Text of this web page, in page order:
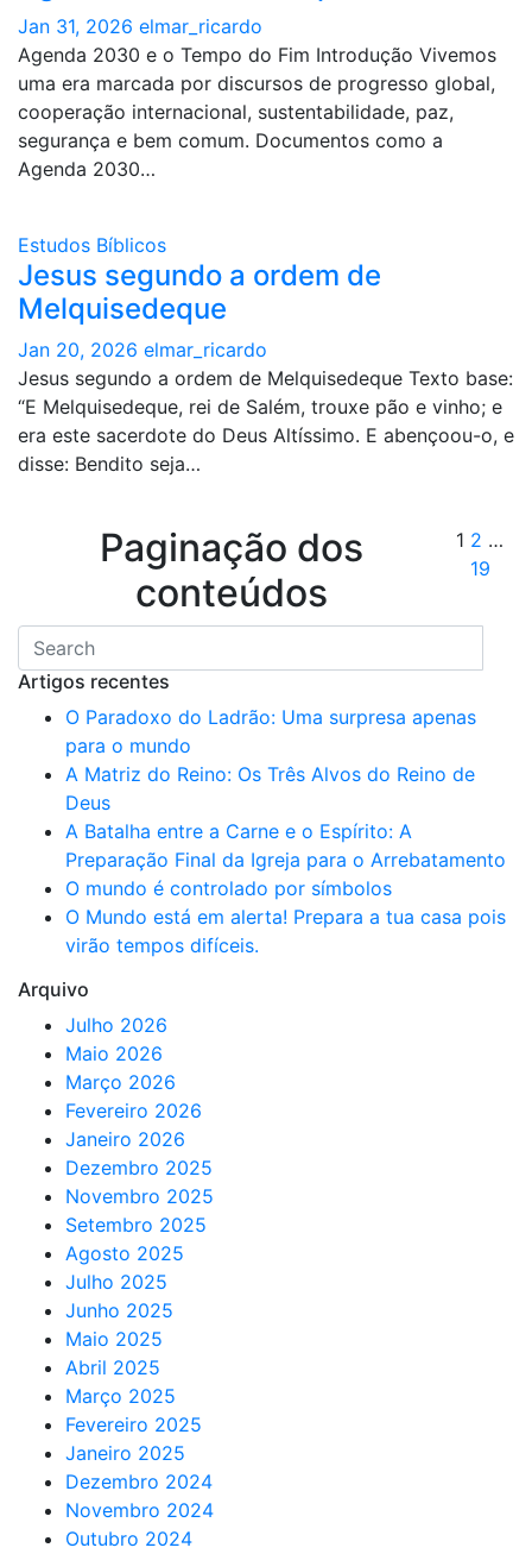
Jan 31, 2026 elmar_ricardo
Agenda 2030 e o Tempo do Fim Introdução Vivemos
uma era marcada por discursos de progresso global,
cooperação internacional, sustentabilidade, paz,
segurança e bem comum. Documentos como a
Agenda 2030…
Estudos Bíblicos
Jesus segundo a ordem de
Melquisedeque
Jan 20, 2026 elmar_ricardo
Jesus segundo a ordem de Melquisedeque Texto base:
“E Melquisedeque, rei de Salém, trouxe pão e vinho; e
era este sacerdote do Deus Altíssimo. E abençoou-o, e
disse: Bendito seja…
Paginação dos
conteúdos
1 2 …
19
Artigos recentes
O Paradoxo do Ladrão: Uma surpresa apenas
para o mundo
A Matriz do Reino: Os Três Alvos do Reino de
Deus
A Batalha entre a Carne e o Espírito: A
Preparação Final da Igreja para o Arrebatamento
O mundo é controlado por símbolos
O Mundo está em alerta! Prepara a tua casa pois
virão tempos difíceis.
Arquivo
Julho 2026
Maio 2026
Março 2026
Fevereiro 2026
Janeiro 2026
Dezembro 2025
Novembro 2025
Setembro 2025
Agosto 2025
Julho 2025
Junho 2025
Maio 2025
Abril 2025
Março 2025
Fevereiro 2025
Janeiro 2025
Dezembro 2024
Novembro 2024
Outubro 2024